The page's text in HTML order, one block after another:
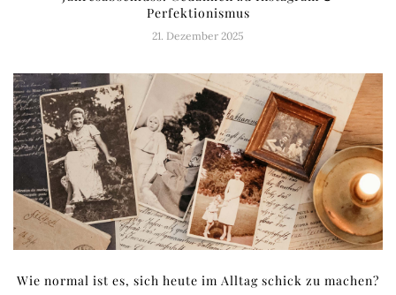
Perfektionismus
21. Dezember 2025
Wie normal ist es, sich heute im Alltag schick zu machen?